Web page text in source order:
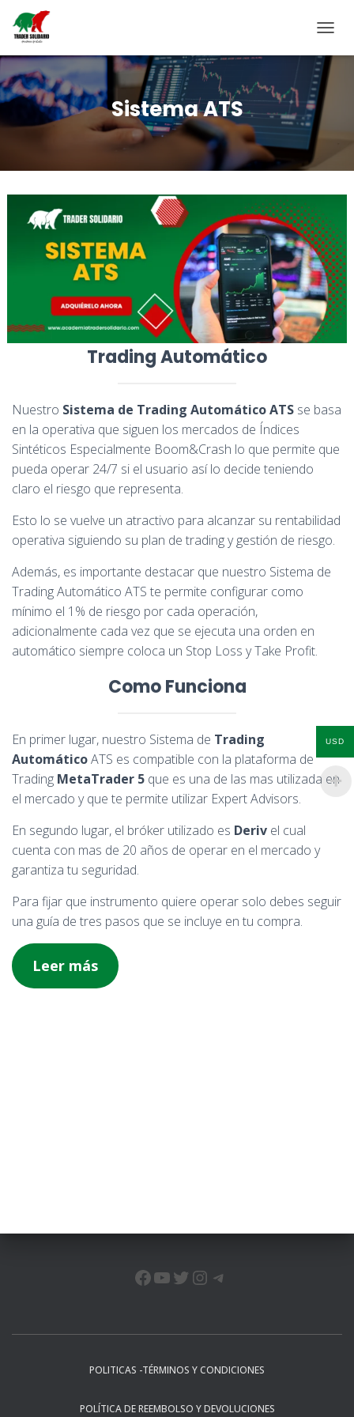
Sistema ATS
Trading Automático
Nuestro Sistema de Trading Automático ATS se basa
en la operativa que siguen los mercados de Índices
Sintéticos Especialmente Boom&Crash lo que permite que
pueda operar 24/7 si el usuario así lo decide teniendo
claro el riesgo que representa.
Esto lo se vuelve un atractivo para alcanzar su rentabilidad
operativa siguiendo su plan de trading y gestión de riesgo.
Además, es importante destacar que nuestro Sistema de
Trading Automático ATS te permite configurar como
mínimo el 1% de riesgo por cada operación,
adicionalmente cada vez que se ejecuta una orden en
automático siempre coloca un Stop Loss y Take Profit.
Como Funciona
En primer lugar, nuestro Sistema de Trading
AutomáticoATS es compatible con la plataforma de
Trading MetaTrader 5 que es una de las mas utilizada en
el mercado y que te permite utilizar Expert Advisors.
En segundo lugar, el bróker utilizado es Deriv el cual
cuenta con mas de 20 años de operar en el mercado y
garantiza tu seguridad.
Para fijar que instrumento quiere operar solo debes seguir
una guía de tres pasos que se incluye en tu compra.
Leer más
FACEBOOK YOUTUBE TWITTER INSTAGRAM
POLITICAS -TÉRMINOS Y CONDICIONES
POLÍTICA DE REEMBOLSO Y DEVOLUCIONES
USD